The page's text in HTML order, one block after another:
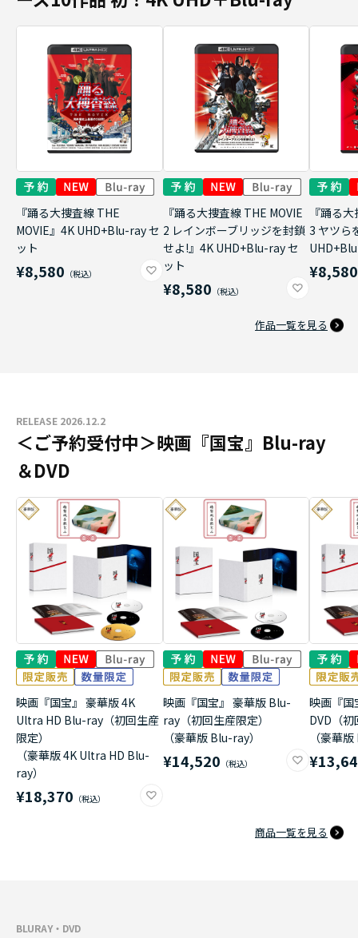
『踊る大捜査線 THE
MOVIE』4K UHD+Blu-ray セ
ット
¥8,580
『踊る大捜査線 THE MOVIE
2 レインボーブリッジを封鎖
せよ!』4K UHD+Blu-ray セ
ット
¥8,580
『踊る
3 ヤツら
¥8,580
作品一覧を見る
RELEASE 2026.12.2
＜ご予約受付中＞映画『国宝』Blu-ray
＆DVD
映画『国宝』 豪華版 4K
Ultra HD Blu-ray（初回生産
限定）
（豪華版 4K Ultra HD Blu-
ray）
¥18,370
映画『国宝』 豪華版 Blu-
ray（初回生産限定）
（豪華版 Blu-ray）
¥14,520
映画『国
DVD（
（豪華
商品一覧を見る
BLURAY・DVD